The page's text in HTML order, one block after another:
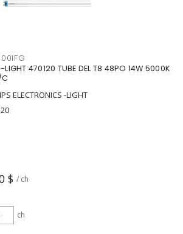
-LIGHT 470120 TUBE DEL T8 48PO 14W 5000K
C
ELECTRONICS -LIGHT
$ / ch
ch